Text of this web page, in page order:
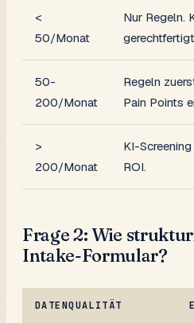
<
50/Monat
Nur Regeln.
50-
200/Monat
Regeln
Pain Points
>
200/Monat
KI-
ROI.
Frage 2: Wie
Intake-Formular?
DATENQUALITÄT